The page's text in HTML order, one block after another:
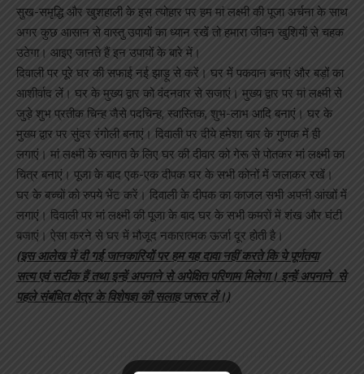
सुख-समृद्धि और खुशहाली के इस त्योहार पर हम मां लक्ष्मी की पूजा अर्चना के साथ
अगर कुछ आसान से वास्तु उपायों का ध्यान रखें तो हमारा जीवन खुशियों से चहक
उठेगा। आइए जानते हैं इन उपायों के बारे में।
दिवाली पर पूरे घर की सफाई नई झाड़ू से करें। घर में पकवान बनाएं और बड़ों का
आशीर्वाद लें। घर के मुख्य द्वार को वंदनवार से सजाएं। मुख्य द्वार पर मां लक्ष्मी से
जुड़े शुभ प्रतीक चिन्ह जैसे पदचिन्ह, स्वास्तिक, शुभ-लाभ आदि बनाएं। घर के
मुख्य द्वार पर सुंदर रंगोली बनाएं। दिवाली पर दीये हमेशा चार के गुणक में ही
लगाएं। मां लक्ष्मी के स्वागत के लिए घर की दीवार को गेरू से पोतकर मां लक्ष्मी का
चित्र बनाएं। पूजा के बाद एक-एक दीपक घर के सभी कोनों में जलाकर रखें।
घर के बच्चों को रुपये भेंट करें। दिवाली के दीपक का काजल सभी अपनी आंखों में
लगाएं। दिवाली पर मां लक्ष्मी की पूजा के बाद घर के सभी कमरों में शंख और घंटी
बजाएं। ऐसा करने से घर में मौजूद नकारात्मक ऊर्जा दूर होती है।
(इस आलेख में दी गई जानकारियों पर हम यह दावा नहीं करते कि ये पूर्णतया
सत्य एवं सटीक हैं तथा इन्हें अपनाने से अपेक्षित परिणाम मिलेगा। इन्हें अपनाने से
पहले संबंधित क्षेत्र के विशेषज्ञ की सलाह जरूर लें।)